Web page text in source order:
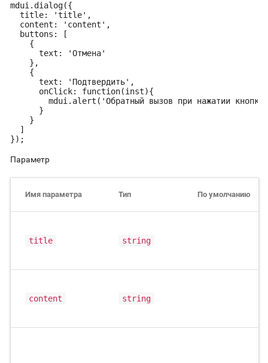
mdui.dialog({
  title: 'title',
  content: 'content',
  buttons: [
    {
      text: 'Отмена'
    },
    {
      text: 'Подтвердить',
      onClick: function(inst){
mdui.alert('Обратный вызов при нажатии кнопки
      }
    }
  ]
});
Параметр
Имя параметра Тип По умолчанию
title string
content string